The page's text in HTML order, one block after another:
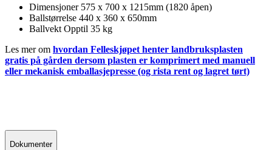
Dimensjoner 575 x 700 x 1215mm (1820 åpen)
Ballstørrelse 440 x 360 x 650mm
Ballvekt Opptil 35 kg
Les mer om hvordan Felleskjøpet henter landbruksplasten
gratis på gården dersom plasten er komprimert med manuell
eller mekanisk emballasjepresse (og rista rent og lagret tørt)
Dokumenter